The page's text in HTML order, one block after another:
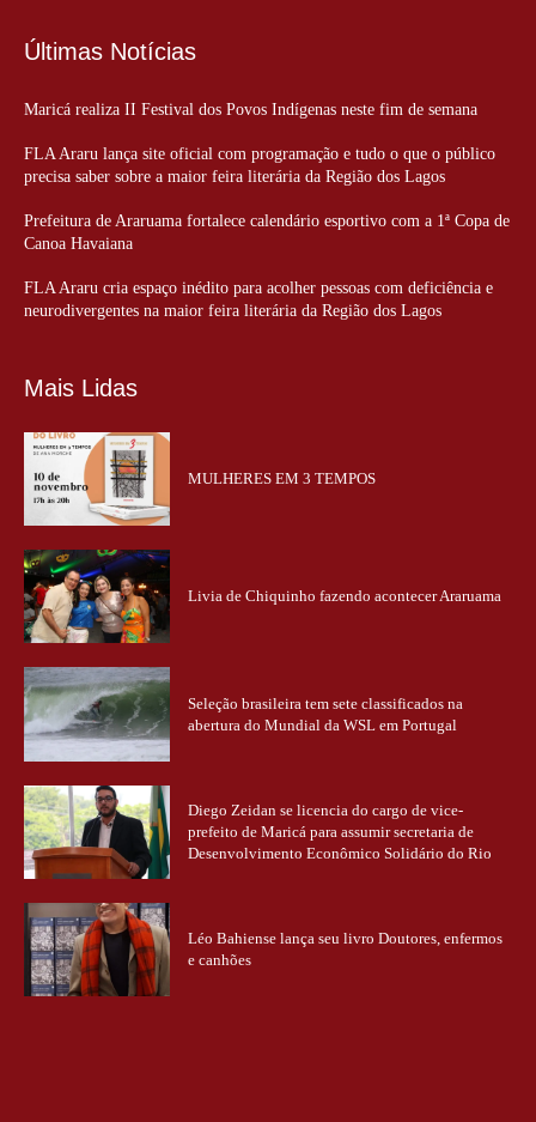
Últimas Notícias
Maricá realiza II Festival dos Povos Indígenas neste fim de semana
FLA Araru lança site oficial com programação e tudo o que o público
precisa saber sobre a maior feira literária da Região dos Lagos
Prefeitura de Araruama fortalece calendário esportivo com a 1ª Copa de
Canoa Havaiana
FLA Araru cria espaço inédito para acolher pessoas com deficiência e
neurodivergentes na maior feira literária da Região dos Lagos
Mais Lidas
MULHERES EM 3 TEMPOS
Livia de Chiquinho fazendo acontecer Araruama
Seleção brasileira tem sete classificados na
abertura do Mundial da WSL em Portugal
Diego Zeidan se licencia do cargo de vice-
prefeito de Maricá para assumir secretaria de
Desenvolvimento Econômico Solidário do Rio
Léo Bahiense lança seu livro Doutores, enfermos
e canhões